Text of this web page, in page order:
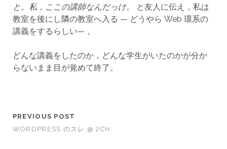
と。私，ここの講師なんだっけ。
と友人に伝え，私は
教室を後にし隣の教室へ入る — どうやら Web 環系の
講義をするらしい— 。
どんな講義をしたのか，どんな学生がいたのかが分か
らないまま目が覚めて終了。
PREVIOUS POST
WORDPRESS のスレ @ 2CH